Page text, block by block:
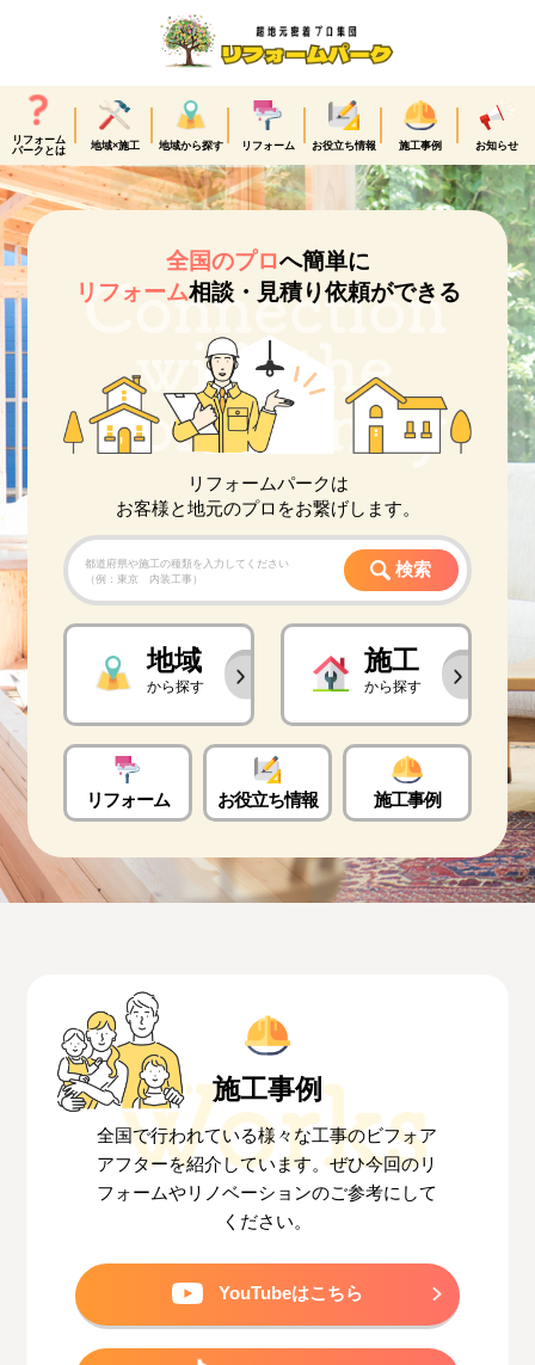
リフォーム
パークとは
地域×施工 地域から探す リフォーム お役立ち情報 施工事例 お知らせ
全国のプロへ簡単に
リフォーム相談・見積り依頼ができる
リフォームパークは
お客様と地元のプロをお繋げします。
検索
都道府県や施工の種類を入力してください
（例：東京 内装工事）
地域
から探す
施工
から探す
リフォーム お役立ち情報 施工事例
施工事例
全国で行われている様々な工事のビフォア
アフターを紹介しています。ぜひ今回のリ
フォームやリノベーションのご参考にして
ください。
YouTubeはこちら